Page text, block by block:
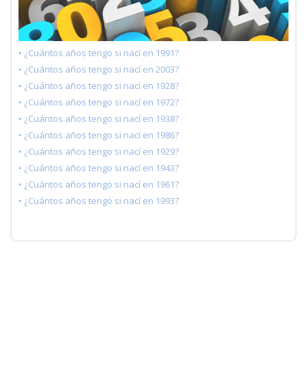
• ¿Cuántos años tengo si nací en 1991?
• ¿Cuántos años tengo si nací en 2003?
• ¿Cuántos años tengo si nací en 1928?
• ¿Cuántos años tengo si nací en 1972?
• ¿Cuántos años tengo si nací en 1938?
• ¿Cuántos años tengo si nací en 1986?
• ¿Cuántos años tengo si nací en 1929?
• ¿Cuántos años tengo si nací en 1943?
• ¿Cuántos años tengo si nací en 1961?
• ¿Cuántos años tengo si nací en 1993?